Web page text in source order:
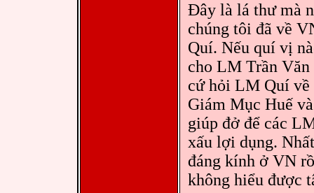
Đây là lá thư mà
chúng tôi đã về
Quí. Nếu quí vị
cho LM Trần
cứ hỏi LM Quí về
Giám Mục Huế
giúp đở để các
xấu lợi dụng.
đáng kính ở VN
không hiểu được